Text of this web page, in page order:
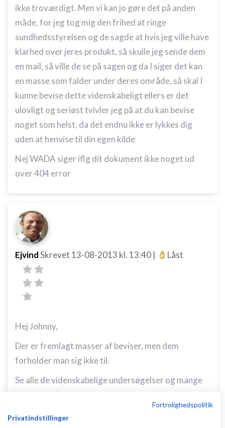
ikke troværdigt. Men vi kan jo gøre det på anden
måde, for jeg tog mig den frihed at ringe
sundhedsstyrelsen og de sagde at hvis jeg ville have
klarhed over jeres produkt, så skulle jeg sende dem
en mail, så ville de se på sagen og da I siger det kan
en masse som falder under deres område, så skal I
kunne bevise dette videnskabeligt ellers er det
ulovligt og seriøst tvivler jeg på at du kan bevise
noget som helst, da det endnu ikke er lykkes dig
uden at henvise til din egen kilde
Nej WADA siger iflg dit dokument ikke noget ud
over 404 error
EjvindSkrevet 13-08-2013 kl. 13:40 | Låst
Hej Johnny,
Der er fremlagt masser af beviser, men dem
forholder man sig ikke til.
Se alle de videnskabelige undersøgelser og mange
korrespondancer her
http://www.lifewave.com/danish/research.asp
Fortrolighedspolitik
Privatindstillinger